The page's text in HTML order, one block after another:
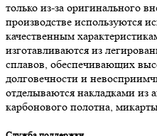
только из-за оригинального
производстве используются
качественным
изготавливаются из
сплавов, обеспечивающих
долговечности и
отделываются накладками из
карбонового полотна,